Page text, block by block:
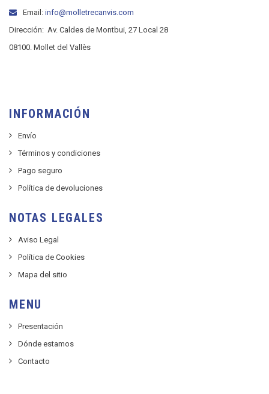
Email: info@molletrecanvis.com
Dirección: Av. Caldes de Montbui, 27 Local 28
08100. Mollet del Vallès
INFORMACIÓN
Envío
Términos y condiciones
Pago seguro
Política de devoluciones
NOTAS LEGALES
Aviso Legal
Política de Cookies
Mapa del sitio
MENU
Presentación
Dónde estamos
Contacto